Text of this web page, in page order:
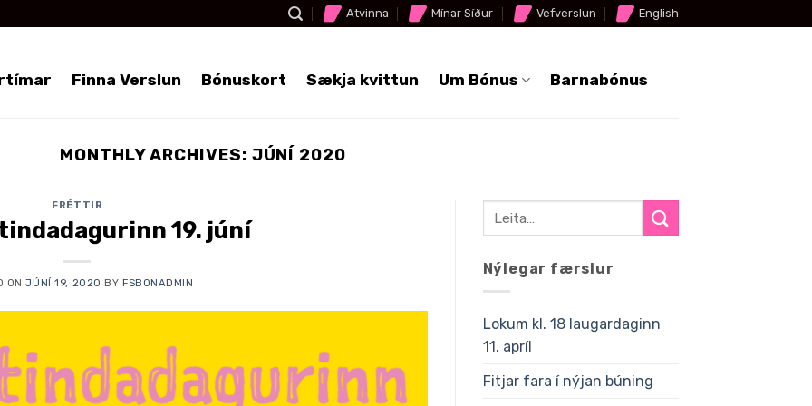
Atvinna Mínar Síður Vefverslun English
Finna Verslun Bónuskort Sækja kvittun Um Bónus Barnabónus
MONTHLY ARCHIVES: JÚNÍ 2020
FRÉTTIR
19. júní
ONJÚNÍ 19, 2020 BYFSBONADMIN
Nýlegar færslur
Lokum kl. 18 laugardaginn
11. apríl
Fitjar fara í nýjan búning